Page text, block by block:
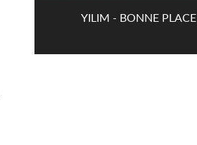
YILIM - BONNE PLACE